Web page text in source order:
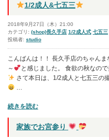
ツ
★
ア
ン
ジ
”
1/2成人&七五三
2018年9月27日（木）21:00
カテゴリ: (shop)長久手店 1/2成人式 七五三
投稿者: studio
こんばんは！！ 長久手店のちゃんま
～
と感じました。 食欲の秋なの
さて本日は、1/2成人と七五三の
…
“
続きを読む
家族でお宮参り